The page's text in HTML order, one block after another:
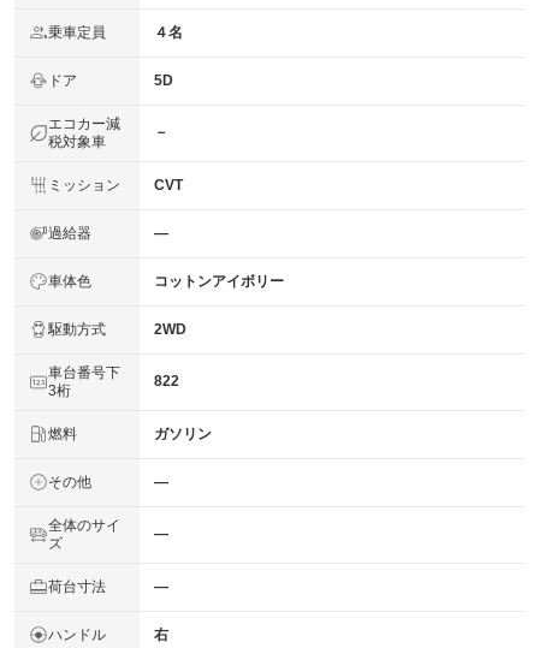
乗車定員 ４名
ドア 5D
エコカー減
税対象車
－
ミッション CVT
過給器 ―
車体色 コットンアイボリー
駆動方式 2WD
車台番号下
3桁
822
燃料 ガソリン
その他 ―
全体のサイ
ズ
―
荷台寸法 ―
ハンドル 右